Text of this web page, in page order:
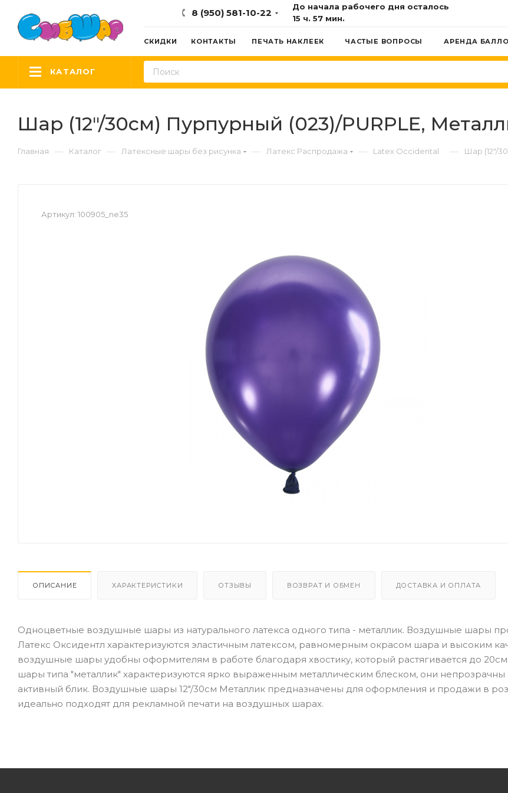
8 (950) 581-10-22
До начала рабочего дня осталось
15 ч. 57 мин.
СКИДКИ КОНТАКТЫ ПЕЧАТЬ НАКЛЕЕК ЧАСТЫЕ ВОПРОСЫ АРЕНДА
КАТАЛОГ
Шар (12"/30см) Пурпурный (023)/PURPLE,
Главная — Каталог — Латексные шары без рисунка — Латекс Распродажа — Latex Occidental — Шар (12"/
Артикул: 100905_ne35
ОПИСАНИЕ ХАРАКТЕРИСТИКИ ОТЗЫВЫ ВОЗВРАТ И ОБМЕН ДОСТАВКА И ОПЛАТА
Одноцветные воздушные шары из натурального латекса одного типа - металлик. Воздушные шары
Латекс Оксидентл характеризуются эластичным латексом, равномерным окрасом шара и высоким
воздушные шары удобны оформителям в работе благодаря хвостику, который растягивается до
шары типа "металлик" характеризуются ярко выраженным металлическим блеском, они
активный блик. Воздушные шары 12"/30см Металлик предназначены для оформления и продажи в
идеально подходят для рекламной печати на воздушных шарах.